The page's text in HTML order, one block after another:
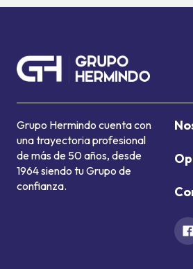
Grupo Hermindo cuenta con
una trayectoria profesional
de más de 50 años, desde
1964 siendo tu Grupo de
confianza.